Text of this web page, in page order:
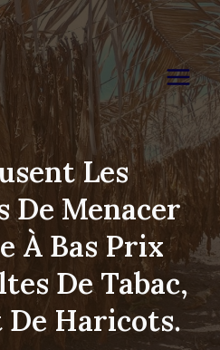
Les
De Menacer
À Bas Prix
De Tabac,
De Haricots.